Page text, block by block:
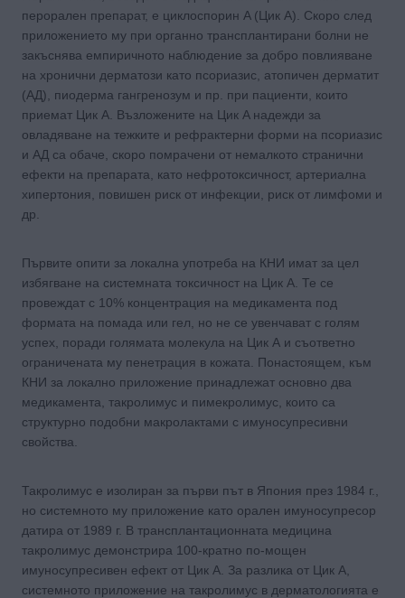
перорален препарат, е циклоспорин A (Цик A). Скоро след
приложението му при органно трансплантирани болни не
закъснява емпиричното наблюдение за добро повлияване
на хронични дерматози като псориазис, атопичен дерматит
(АД), пиодерма гангренозум и пр. при пациенти, които
приемат Цик A. Възложените на Цик A надежди за
овладяване на тежките и рефрактерни форми на псориазис
и АД са обаче, скоро помрачени от немалкото странични
ефекти на препарата, като нефротоксичност, артериална
хипертония, повишен риск от инфекции, риск от лимфоми и
др.
Първите опити за локална употреба на КНИ имат за цел
избягване на системната токсичност на Цик А. Те се
провеждат с 10% концентрация на медикамента под
формата на помада или гел, но не се увенчават с голям
успех, поради голямата молекула на Цик А и съответно
ограничената му пенетрация в кожата. Понастоящем, към
КНИ за локално приложение принадлежат основно два
медикамента, такролимус и пимекролимус, които са
структурно подобни макролактами с имуносупресивни
свойства.
Такролимус е изолиран за първи път в Япония през 1984 г.,
но системното му приложение като орален имуносупресор
датира от 1989 г. В трансплантационната медицина
такролимус демонстрира 100-кратно по-мощен
имуносупресивен ефект от Цик А. За разлика от Цик А,
системното приложение на такролимус в дерматологията е